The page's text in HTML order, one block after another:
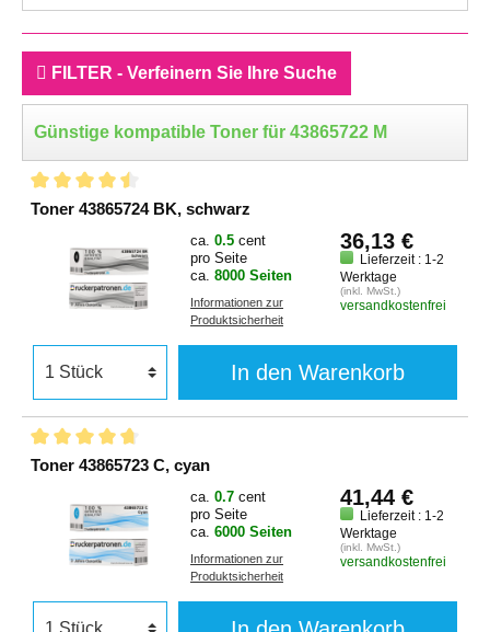
FILTER - Verfeinern Sie Ihre Suche
Günstige kompatible Toner für 43865722 M
Toner 43865724 BK, schwarz
ca. 0.5 cent
pro Seite
ca. 8000 Seiten
Informationen zur
Produktsicherheit
36,13 €
Lieferzeit : 1-2
Werktage
(inkl. MwSt.)
versandkostenfrei
In den Warenkorb
Toner 43865723 C, cyan
ca. 0.7 cent
pro Seite
ca. 6000 Seiten
Informationen zur
Produktsicherheit
41,44 €
Lieferzeit : 1-2
Werktage
(inkl. MwSt.)
versandkostenfrei